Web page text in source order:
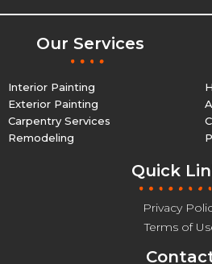
Our Services
Interior Painting
Exterior Painting
Carpentry Services
Remodeling
Quick
Privacy
Terms of